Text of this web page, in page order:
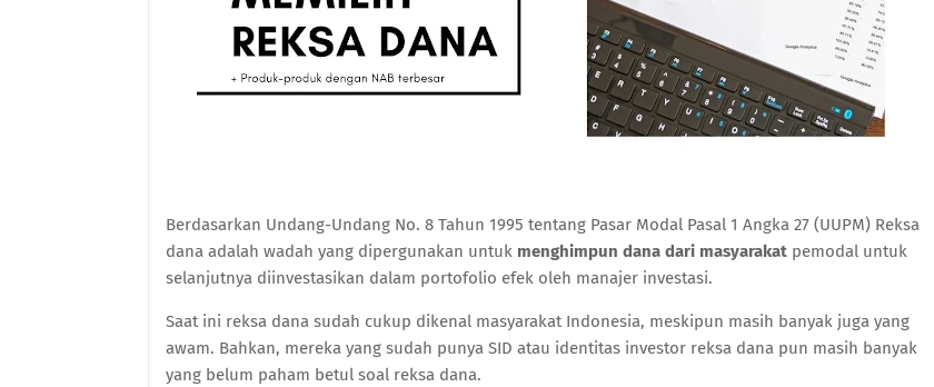
Berdasarkan Undang-Undang No. 8 Tahun 1995 tentang Pasar Modal Pasal 1 Angka 27 (UUPM) Reksa
dana adalah wadah yang dipergunakan untuk menghimpun dana dari masyarakat pemodal untuk
selanjutnya diinvestasikan dalam portofolio efek oleh manajer investasi.
Saat ini reksa dana sudah cukup dikenal masyarakat Indonesia, meskipun masih banyak juga yang
awam. Bahkan, mereka yang sudah punya SID atau identitas investor reksa dana pun masih banyak
yang belum paham betul soal reksa dana.